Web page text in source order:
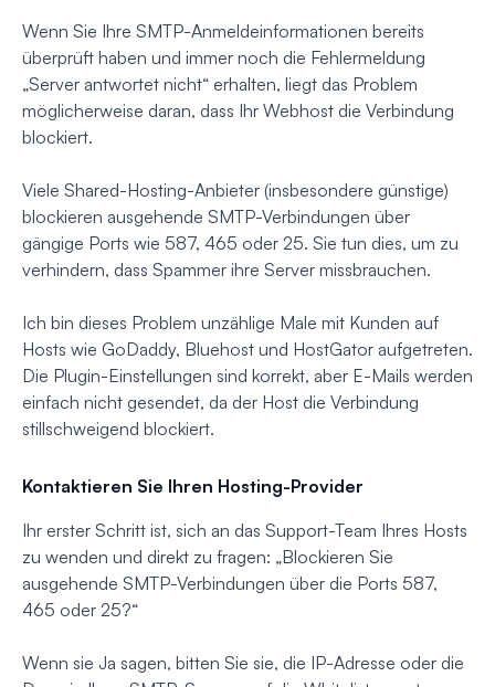
Wenn Sie Ihre SMTP-Anmeldeinformationen bereits
überprüft haben und immer noch die Fehlermeldung
„Server antwortet nicht“ erhalten, liegt das Problem
möglicherweise daran, dass Ihr Webhost die Verbindung
blockiert.
Viele Shared-Hosting-Anbieter (insbesondere günstige)
blockieren ausgehende SMTP-Verbindungen über
gängige Ports wie 587, 465 oder 25. Sie tun dies, um zu
verhindern, dass Spammer ihre Server missbrauchen.
Ich bin dieses Problem unzählige Male mit Kunden auf
Hosts wie GoDaddy, Bluehost und HostGator aufgetreten.
Die Plugin-Einstellungen sind korrekt, aber E-Mails werden
einfach nicht gesendet, da der Host die Verbindung
stillschweigend blockiert.
Kontaktieren Sie Ihren Hosting-Provider
Ihr erster Schritt ist, sich an das Support-Team Ihres Hosts
zu wenden und direkt zu fragen: „Blockieren Sie
ausgehende SMTP-Verbindungen über die Ports 587,
465 oder 25?“
Wenn sie Ja sagen, bitten Sie sie, die IP-Adresse oder die